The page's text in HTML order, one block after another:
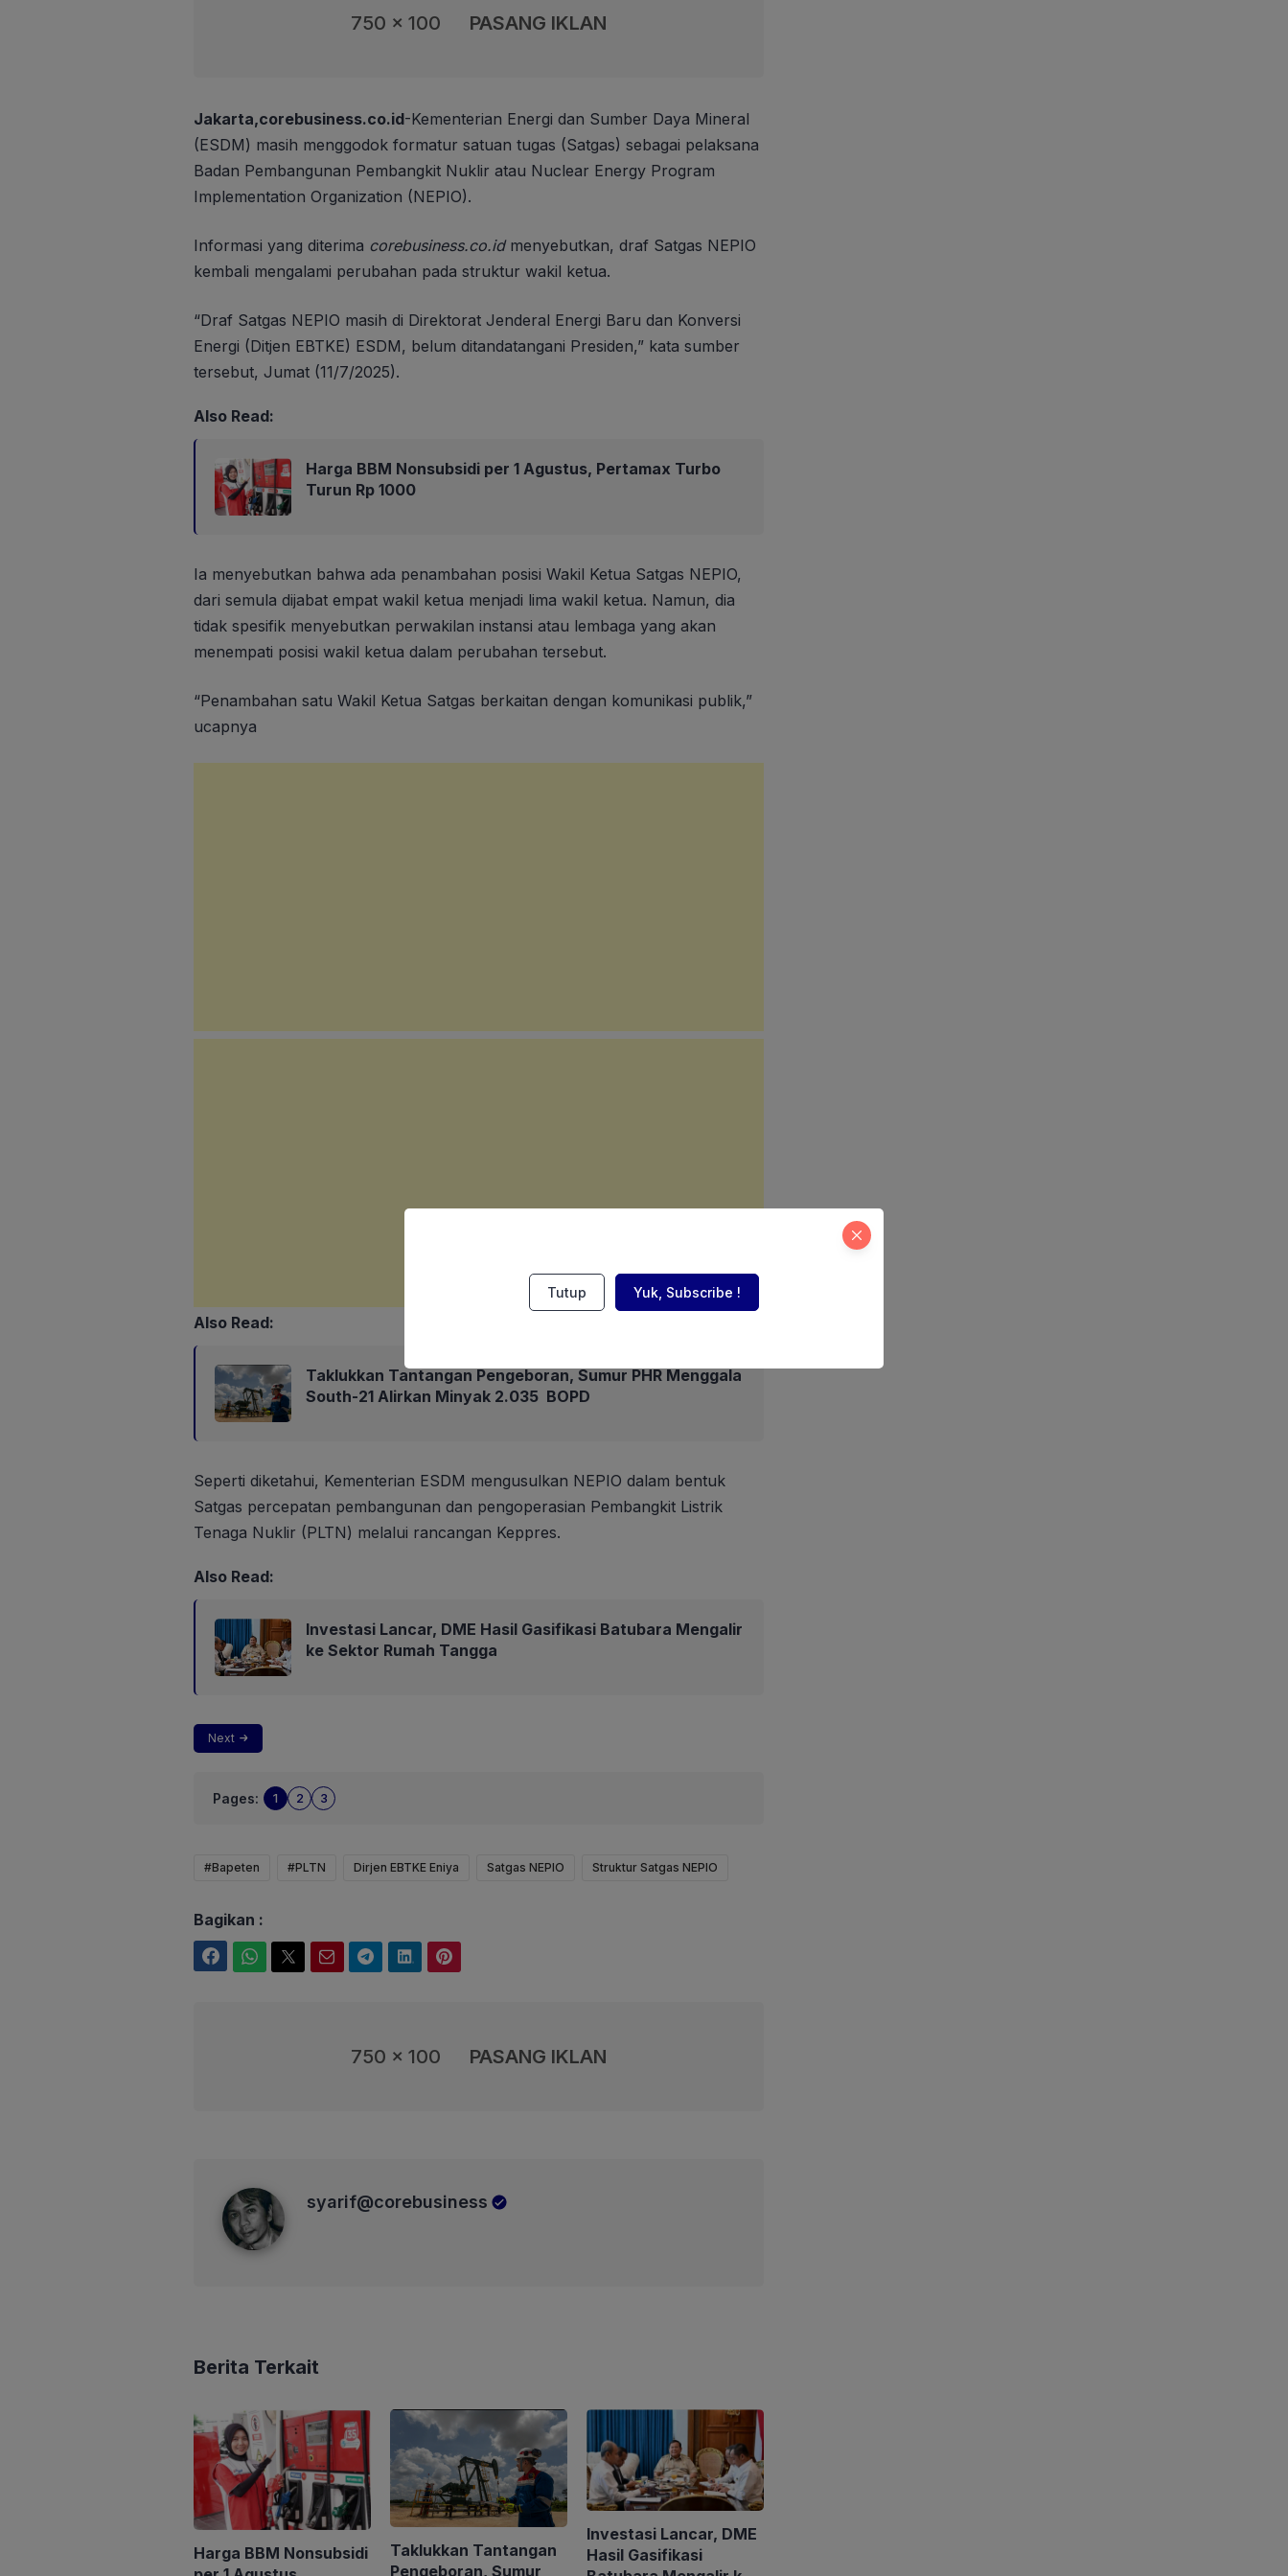
750 x 100 PASANG IKLAN
Jakarta,corebusiness.co.id-Kementerian Energi dan Sumber Daya Mineral
(ESDM) masih menggodok formatur satuan tugas (Satgas) sebagai pelaksana
Badan Pembangunan Pembangkit Nuklir atau Nuclear Energy Program
Implementation Organization (NEPIO).
Informasi yang diterima corebusiness.co.id menyebutkan, draf Satgas NEPIO
kembali mengalami perubahan pada struktur wakil ketua.
“Draf Satgas NEPIO masih di Direktorat Jenderal Energi Baru dan Konversi
Energi (Ditjen EBTKE) ESDM, belum ditandatangani Presiden,” kata sumber
tersebut, Jumat (11/7/2025).
Also Read:
Harga BBM Nonsubsidi per 1 Agustus, Pertamax Turbo
Turun Rp 1000
Ia menyebutkan bahwa ada penambahan posisi Wakil Ketua Satgas NEPIO,
dari semula dijabat empat wakil ketua menjadi lima wakil ketua. Namun, dia
tidak spesifik menyebutkan perwakilan instansi atau lembaga yang akan
menempati posisi wakil ketua dalam perubahan tersebut.
“Penambahan satu Wakil Ketua Satgas berkaitan dengan komunikasi publik,”
ucapnya
Also Read:
Taklukkan Tantangan Pengeboran, Sumur PHR Menggala
South-21 Alirkan Minyak 2.035 BOPD
Seperti diketahui, Kementerian ESDM mengusulkan NEPIO dalam bentuk
Satgas percepatan pembangunan dan pengoperasian Pembangkit Listrik
Tenaga Nuklir (PLTN) melalui rancangan Keppres.
Also Read:
Investasi Lancar, DME Hasil Gasifikasi Batubara Mengalir
ke Sektor Rumah Tangga
Next
Pages: 1 2 3
#Bapeten #PLTN Dirjen EBTKE Eniya Satgas NEPIO Struktur Satgas NEPIO
Bagikan :
750 x 100 PASANG IKLAN
syarif@corebusiness
Berita Terkait
Harga BBM Nonsubsidi
Taklukkan Tantangan
Pengeboran, Sumur
Investasi Lancar, DME
Hasil Gasifikasi
Tutup Yuk, Subscribe !